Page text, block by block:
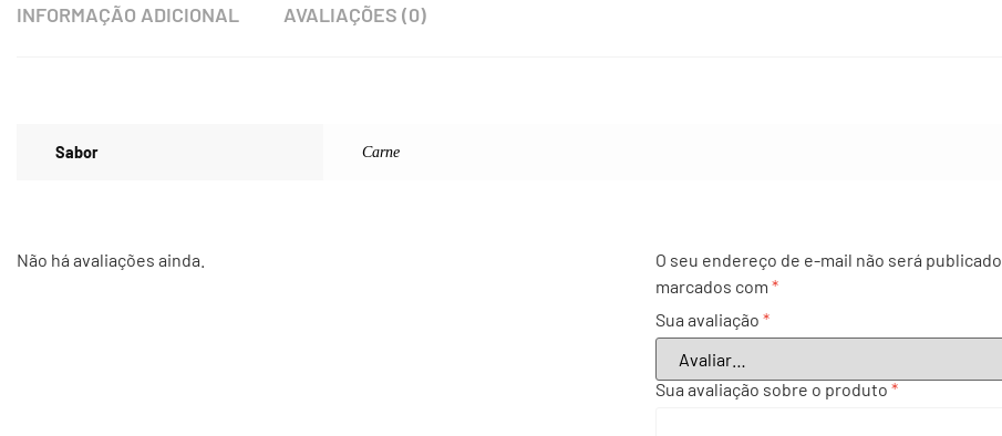
INFORMAÇÃO ADICIONAL AVALIAÇÕES (0)
Sabor Carne
Não há avaliações ainda. O seu endereço de e-mail não será publicado.
marcados com*
Sua avaliação*
Sua avaliação sobre o produto*